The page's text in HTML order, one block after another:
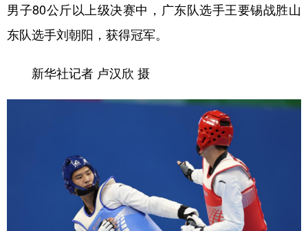
男子80公斤以上级决赛中，广东队选手王要锡战胜山
东队选手刘朝阳，获得冠军。
新华社记者 卢汉欣 摄